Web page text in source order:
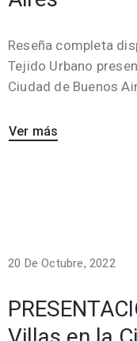
Reseña completa
Tejido Urbano
Ciudad de Buenos
Ver más
20 De Octubre, 2022